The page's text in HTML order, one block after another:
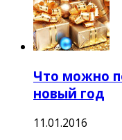
Что можно
новый год
11.01.2016